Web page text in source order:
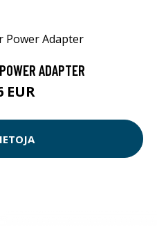
ADAPTER
EUR